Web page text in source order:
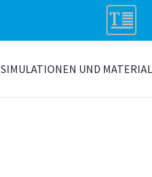
SIMULATIONEN UND